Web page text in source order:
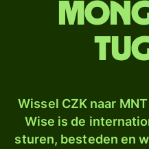
Wissel CZK naar
Wise is de
sturen, besteden en